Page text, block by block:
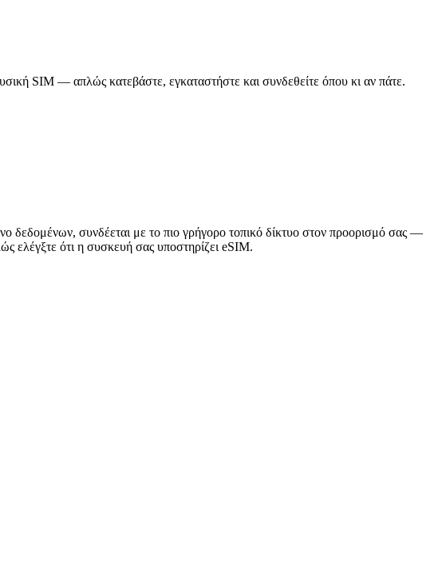
SIM — απλώς κατεβάστε, εγκαταστήστε και συνδεθείτε όπου κι αν πάτε.
δεδομένων, συνδέεται με το πιο γρήγορο τοπικό δίκτυο στον προορισμό σας —
ελέγξτε ότι η συσκευή σας υποστηρίζει eSIM.